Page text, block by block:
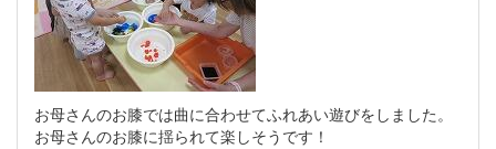
お母さんのお膝では曲に合わせてふれあい遊びをしました。
お母さんのお膝に揺られて楽しそうです！